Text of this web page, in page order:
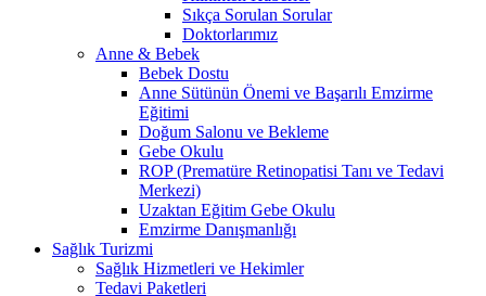
Sıkça Sorulan Sorular
Doktorlarımız
Anne & Bebek
Bebek Dostu
Anne Sütünün Önemi ve Başarılı Emzirme
Eğitimi
Doğum Salonu ve Bekleme
Gebe Okulu
ROP (Prematüre Retinopatisi Tanı ve Tedavi
Merkezi)
Uzaktan Eğitim Gebe Okulu
Emzirme Danışmanlığı
Sağlık Turizmi
Sağlık Hizmetleri ve Hekimler
Tedavi Paketleri